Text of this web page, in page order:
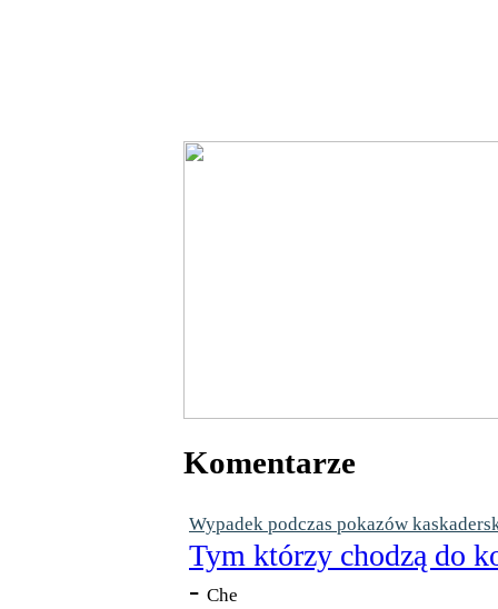
Komentarze
Wypadek podczas pokazów
Tym którzy chodzą do
- Che